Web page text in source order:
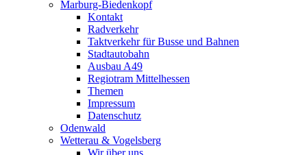
Marburg-Biedenkopf
Kontakt
Radverkehr
Taktverkehr für Busse und Bahnen
Stadtautobahn
Ausbau A49
Regiotram Mittelhessen
Themen
Impressum
Datenschutz
Odenwald
Wetterau & Vogelsberg
Wir über uns